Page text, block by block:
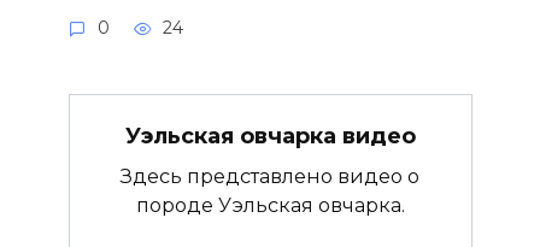
0 24
Уэльская овчарка видео
Здесь представлено видео о
породе Уэльская овчарка.